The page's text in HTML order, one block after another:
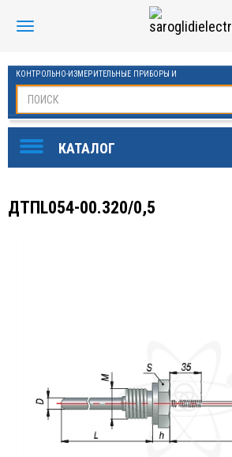
КОНТРОЛЬНО-ИЗМЕРИТЕЛЬНЫЕ ПРИБОРЫ И
ОБОРУДОВАНИЕ ДЛЯ БАССЕЙНОВ
SCHNEIDER ELECTRIC
МЕАНДР
ДТПL054-00.320/0,5